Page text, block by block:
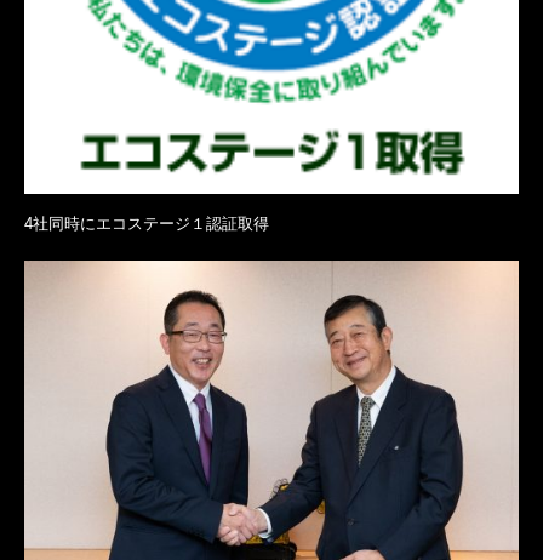
4社同時にエコステージ１認証取得